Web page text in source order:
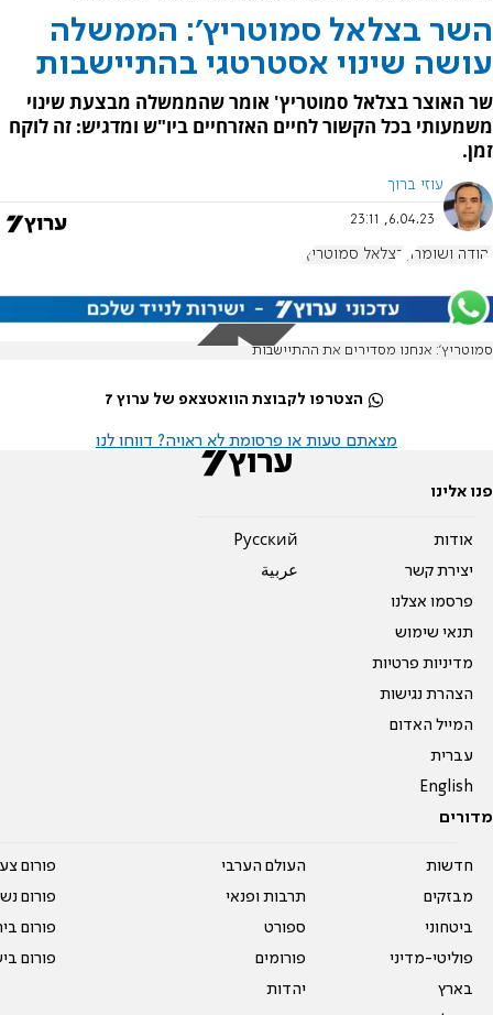
השר בצלאל סמוטריץ': הממשלה
עושה שינוי אסטרטגי בהתיישבות
שר האוצר בצלאל סמוטריץ' אומר שהממשלה מבצעת שינוי
משמעותי בכל הקשור לחיים האזרחיים ביו"ש ומדגיש: זה לוקח
זמן.
עוזי ברוך
6.04.23, 23:11
יהודה ושומרון בצלאל סמוטריץ'
סמוטריץ': אנחנו מסדירים את ההתיישבות
הצטרפו לקבוצת הוואטצאפ של ערוץ 7
מצאתם טעות או פרסומת לא ראויה? דווחו לנו
פנו אלינו
אודות
יצירת קשר
פרסמו אצלנו
תנאי שימוש
מדיניות פרטיות
הצהרת נגישות
המייל האדום
עברית
English
Pусский
عربية
מדורים
חדשות
מבזקים
ביטחוני
פוליטי-מדיני
בארץ
העולם הערבי
תרבות ופנאי
ספורט
פורומים
יהדות
פורום
פורום
פורום
פורום